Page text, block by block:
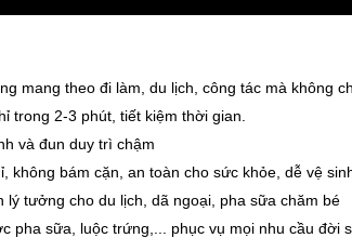
mang theo đi làm, du lịch, công tác mà không
trong 2-3 phút, tiết kiệm thời gian.
và đun duy trì chậm
không bám cặn, an toàn cho sức khỏe, dễ vệ
tưởng cho du lịch, dã ngoại, pha sữa chăm bé
pha sữa, luộc trứng,... phục vụ mọi nhu cầu đời